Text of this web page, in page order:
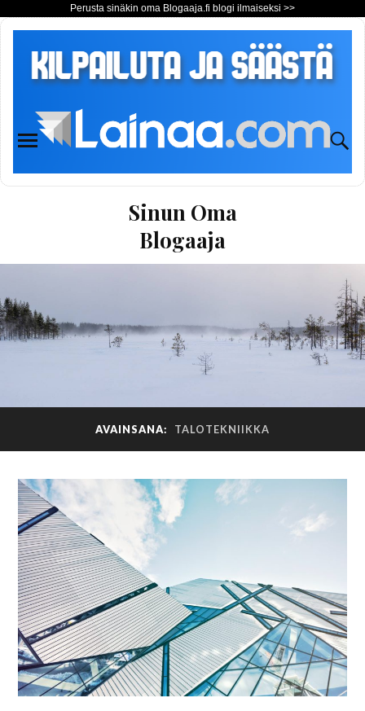
Perusta sinäkin oma Blogaaja.fi blogi ilmaiseksi >>
Sinun Oma
Blogaaja
AVAINSANA: TALOTEKNIIKKA